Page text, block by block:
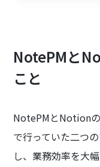
NotePMと
こと
NotePMとNotion
で行っていた二つ
し、業務効率を大